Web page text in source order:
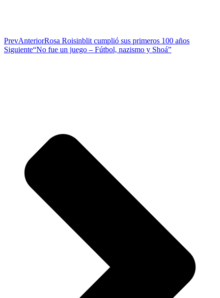
PrevAnteriorRosa Roisinblit cumplió sus primeros 100 años
Siguiente“No fue un juego – Fútbol, nazismo y Shoá”